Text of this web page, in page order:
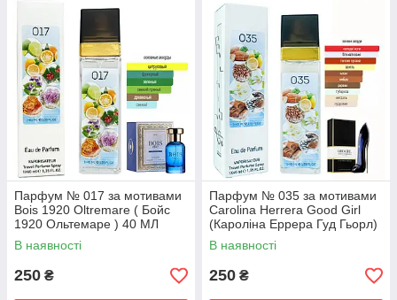
Парфум № 017 за мотивами
Bois 1920 Oltremare ( Бойс
1920 Ольтемаре ) 40 МЛ
В наявності
250 ₴
Парфум № 035 за мотивами
Carolina Herrera Good Girl
(Кароліна Еррера Гуд Гьорл)
40 мл
В наявності
250 ₴